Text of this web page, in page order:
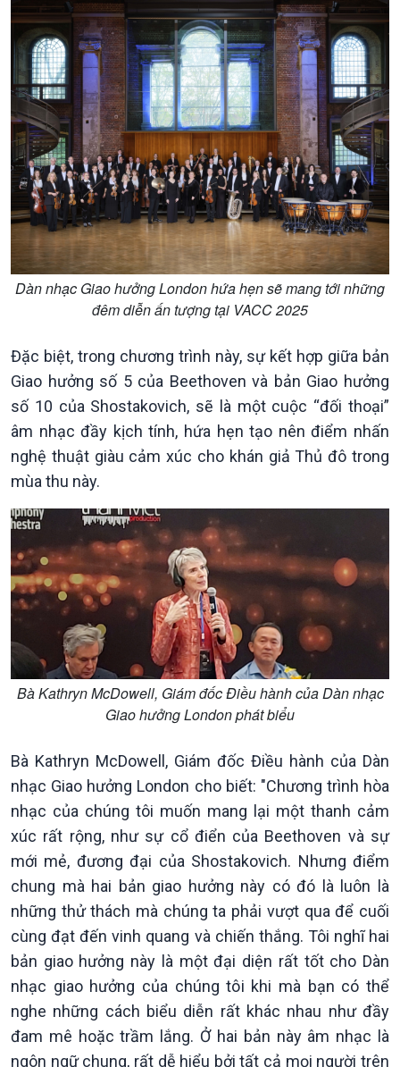
Xã hội
Tin Đời sống & Xã hội
360 độ Sức khỏe
Chuyển đổi Xanh
Tài nguyên và Môi trường
Chuyên gia của bạn
Xã hội chuyển động
Khoa học & Công nghệ
Tin Khoa học & Công nghệ
Kết nối công nghệ
Sống chung với biến đổi
khí hậu
Văn hoá & Du lịch
Tin Văn hoá & Du lịch
Chát với người nổi tiếng
Câu chuyện Thể thao
Multimedia
Ảnh
Video
Infographic
E-Magazine
Dàn nhạc Giao hưởng London hứa hẹn sẽ mang tới những
đêm diễn ấn tượng tại VACC 2025
Đặc biệt, trong chương trình này, sự kết hợp giữa bản
Giao hưởng số 5 của Beethoven và bản Giao hưởng
số 10 của Shostakovich, sẽ là một cuộc “đối thoại”
âm nhạc đầy kịch tính, hứa hẹn tạo nên điểm nhấn
nghệ thuật giàu cảm xúc cho khán giả Thủ đô trong
mùa thu này.
Bà Kathryn McDowell, Giám đốc Điều hành của Dàn nhạc
Giao hưởng London phát biểu
Bà Kathryn McDowell, Giám đốc Điều hành của Dàn
nhạc Giao hưởng London cho biết: "Chương trình hòa
nhạc của chúng tôi muốn mang lại một thanh cảm
xúc rất rộng, như sự cổ điển của Beethoven và sự
mới mẻ, đương đại của Shostakovich. Nhưng điểm
chung mà hai bản giao hưởng này có đó là luôn là
những thử thách mà chúng ta phải vượt qua để cuối
cùng đạt đến vinh quang và chiến thắng. Tôi nghĩ hai
bản giao hưởng này là một đại diện rất tốt cho Dàn
nhạc giao hưởng của chúng tôi khi mà bạn có thể
nghe những cách biểu diễn rất khác nhau như đầy
đam mê hoặc trầm lắng. Ở hai bản này âm nhạc là
ngôn ngữ chung, rất dễ hiểu bởi tất cả mọi người trên